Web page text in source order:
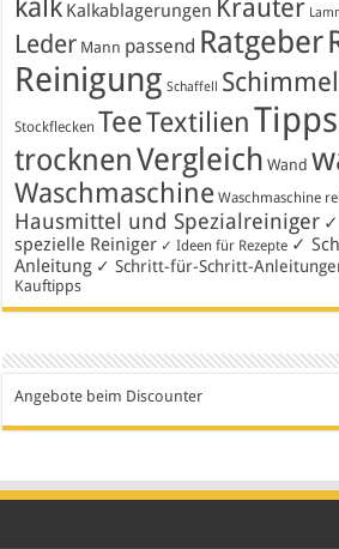
kalk Kalkablagerungen Kräuter
Leder Mann passend Ratgeber
Reinigung Schaffell Schimmel
Stockflecken TeeTextilienTipps
trocknenVergleich Wand
Waschmaschine Waschmaschine
Hausmittel und Spezialreiniger
spezielle Reiniger ✓ Ideen für Rezepte ✓
Anleitung ✓ Schritt-für-Schritt-
Kauftipps
Angebote beim Discounter